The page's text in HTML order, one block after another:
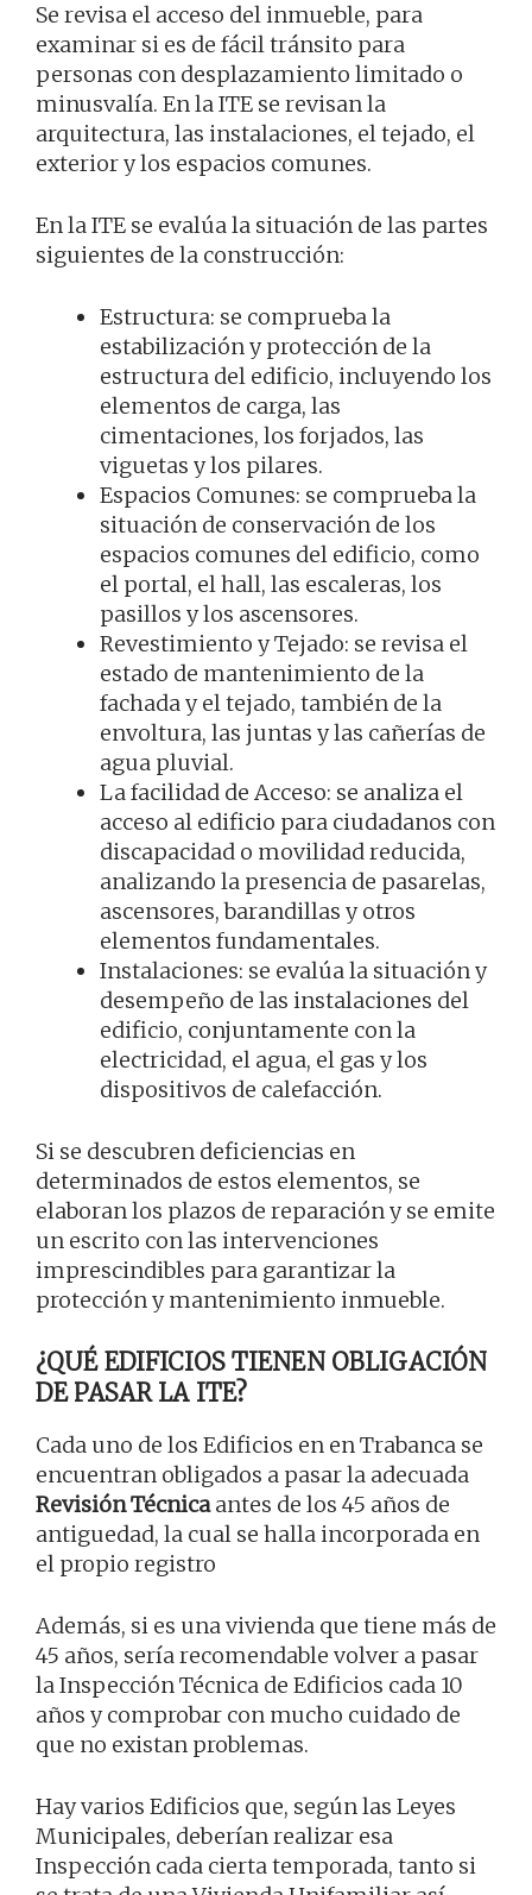
Se revisa el acceso del inmueble, para
examinar si es de fácil tránsito para
personas con desplazamiento limitado o
minusvalía. En la ITE se revisan la
arquitectura, las instalaciones, el tejado, el
exterior y los espacios comunes.
En la ITE se evalúa la situación de las partes
siguientes de la construcción:
Estructura: se comprueba la
estabilización y protección de la
estructura del edificio, incluyendo los
elementos de carga, las
cimentaciones, los forjados, las
viguetas y los pilares.
Espacios Comunes: se comprueba la
situación de conservación de los
espacios comunes del edificio, como
el portal, el hall, las escaleras, los
pasillos y los ascensores.
Revestimiento y Tejado: se revisa el
estado de mantenimiento de la
fachada y el tejado, también de la
envoltura, las juntas y las cañerías de
agua pluvial.
La facilidad de Acceso: se analiza el
acceso al edificio para ciudadanos con
discapacidad o movilidad reducida,
analizando la presencia de pasarelas,
ascensores, barandillas y otros
elementos fundamentales.
Instalaciones: se evalúa la situación y
desempeño de las instalaciones del
edificio, conjuntamente con la
electricidad, el agua, el gas y los
dispositivos de calefacción.
Si se descubren deficiencias en
determinados de estos elementos, se
elaboran los plazos de reparación y se emite
un escrito con las intervenciones
imprescindibles para garantizar la
protección y mantenimiento inmueble.
¿QUÉ EDIFICIOS TIENEN OBLIGACIÓN
DE PASAR LA ITE?
Cada uno de los Edificios en en Trabanca se
encuentran obligados a pasar la adecuada
Revisión Técnicaantes de los 45 años de
antiguedad, la cual se halla incorporada en
el propio registro
Además, si es una vivienda que tiene más de
45 años, sería recomendable volver a pasar
la Inspección Técnica de Edificios cada 10
años y comprobar con mucho cuidado de
que no existan problemas.
Hay varios Edificios que, según las Leyes
Municipales, deberían realizar esa
Inspección cada cierta temporada, tanto si